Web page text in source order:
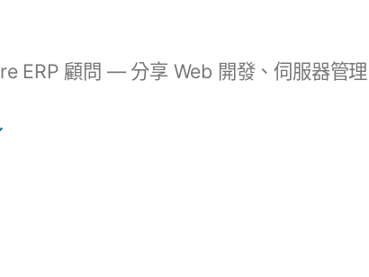
ERP 顧問 — 分享 Web 開發、伺服器管